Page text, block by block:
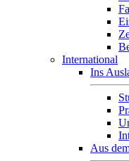
International
Ins
Aus